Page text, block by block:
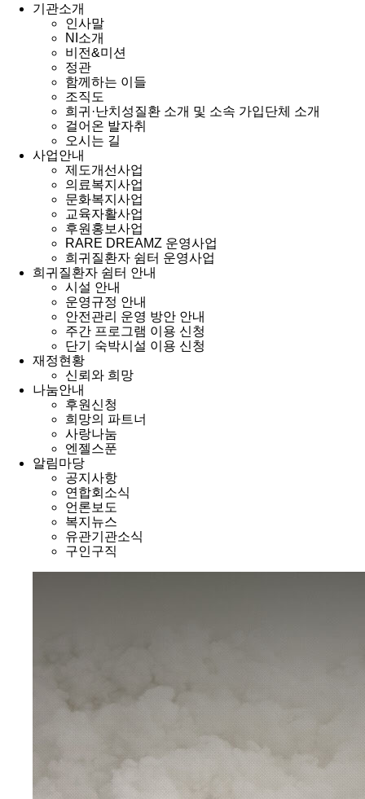
기관소개
인사말
NI소개
비전&미션
정관
함께하는 이들
조직도
희귀·난치성질환 소개 및 소속 가입단체 소개
걸어온 발자취
오시는 길
사업안내
제도개선사업
의료복지사업
문화복지사업
교육자활사업
후원홍보사업
RARE DREAMZ 운영사업
희귀질환자 쉼터 운영사업
희귀질환자 쉼터 안내
시설 안내
운영규정 안내
안전관리 운영 방안 안내
주간 프로그램 이용 신청
단기 숙박시설 이용 신청
재정현황
신뢰와 희망
나눔안내
후원신청
희망의 파트너
사랑나눔
엔젤스푼
알림마당
공지사항
연합회소식
언론보도
복지뉴스
유관기관소식
구인구직